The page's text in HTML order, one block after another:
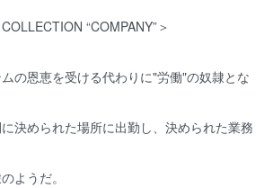
“COMPANY”＞
の恩恵を受ける代わりに"労働"の奴隷とな
決められた場所に出勤し、決められた業務
ようだ。